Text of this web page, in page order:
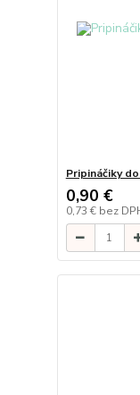
Pripináčiky
0,90 €
0,73 € bez